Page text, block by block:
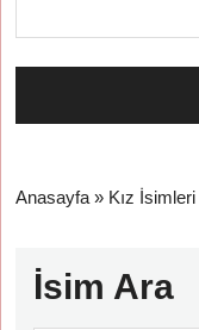
Anasayfa » Kız İsimleri
İsim Ara